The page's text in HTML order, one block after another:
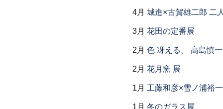
4月 城進×古賀雄二郎 二
3月 花田の定番展
2月 色 冴える。 高島慎
2月 花月窯 展
1月 工藤和彦×雪ノ浦裕
1月 冬のガラス展